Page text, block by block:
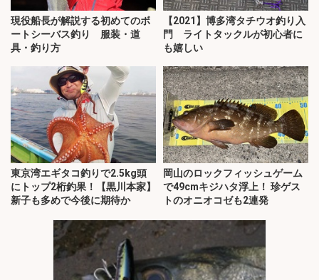
現役船長が解説する初めてのボ
ートシーバス釣り 服装・道
具・釣り方
【2021】博多湾タチウオ釣り入
門 ライトタックルが初心者に
も嬉しい
東京湾エギタコ釣りで2.5kg頭
にトップ2桁釣果！【黒川本家】
新子も多めで今後に期待か
岡山のロックフィッシュゲーム
で49cmキジハタ浮上！ 珍ゲス
トのオニオコゼも2連発